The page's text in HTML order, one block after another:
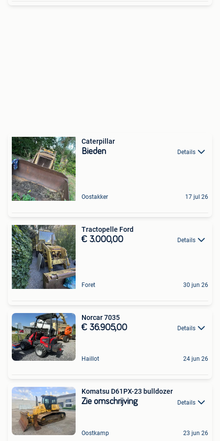
Caterpillar
Bieden Details
Oostakker 17 jul 26
Tractopelle Ford
€ 3.000,00 Details
Foret 30 jun 26
Norcar 7035
€ 36.905,00 Details
Haillot 24 jun 26
Komatsu D61PX-23 bulldozer
Zie omschrijving Details
Oostkamp 23 jun 26